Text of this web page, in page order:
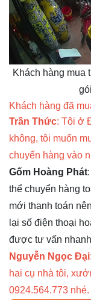
Khách hàng mua
Khách hàng đã
Trần Thức: Tôi ở
không, tôi muốn
chuyển hàng vào
Gốm Hoàng Phát
thể chuyển hàng
mới thanh toán
lại số điện thoại
được tư vấn
Nguyễn Ngọc Đại
hai cụ nhà tôi,
0924.564.773